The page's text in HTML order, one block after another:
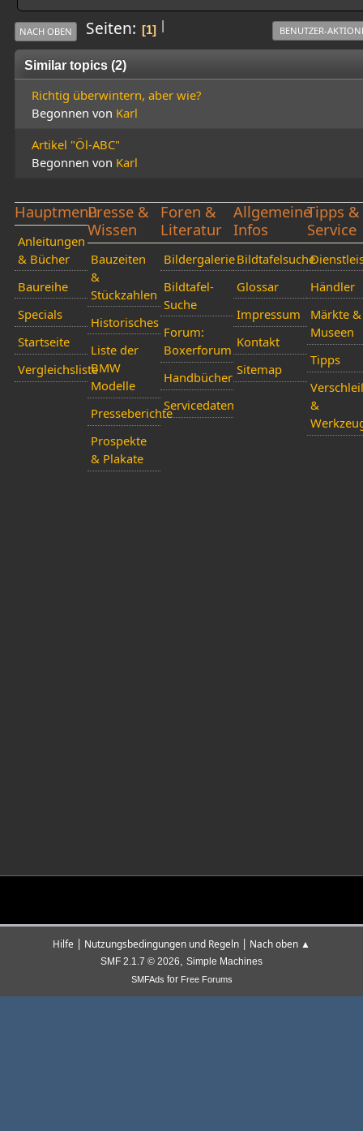
|
NACH OBEN Seiten 1 BENUTZER-
Similar topics (2)
Richtig überwintern, aber wie?
Begonnen von Karl
Artikel "Öl-ABC"
Begonnen von Karl
Hauptmenü
Anleitungen
& Bücher
Baureihe
Specials
Startseite
Vergleichsliste
Presse &
Wissen
Bauzeiten
&
Stückzahlen
Historisches
Liste der
BMW
Modelle
Presseberichte
Prospekte
& Plakate
Foren &
Literatur
Bildergalerie
Bildtafel-
Suche
Forum:
Boxerforum
Handbücher
Servicedaten
Allgemeine
Infos
Bildtafelsuche
Glossar
Impressum
Kontakt
Sitemap
Tipps &
Service
Händler
Märkte &
Museen
Tipps
&
Hilfe | Nutzungsbedingungen und Regeln | Nach oben ▲
SMF 2.1.7 © 2026, Simple Machines
SMFAds for Free Forums